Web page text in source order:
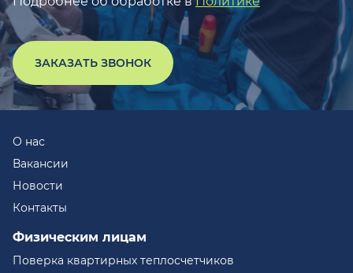
ЗАКАЗАТЬ ЗВОНОК
О нас
Вакансии
Новости
Контакты
Физическим лицам
Поверка квартирных теплосчетчиков